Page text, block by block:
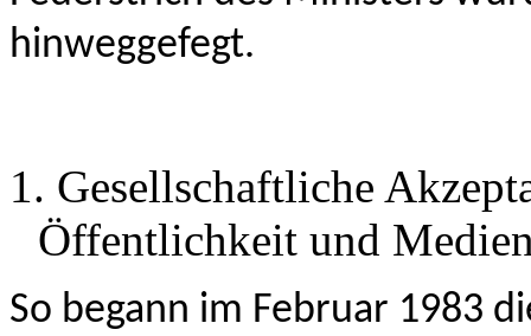
hinweggefegt.
1. Gesellschaftliche
Öffentlichkeit und
So begann im Februar 1983